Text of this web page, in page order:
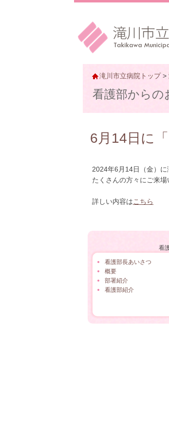
滝川市立病院トップ>
看護部からの
6月14日に
2024年6月14日（金）に
たくさんの方々にご来場
詳しい内容はこちら
看
看護部長あいさつ
概要
部署紹介
看護部紹介